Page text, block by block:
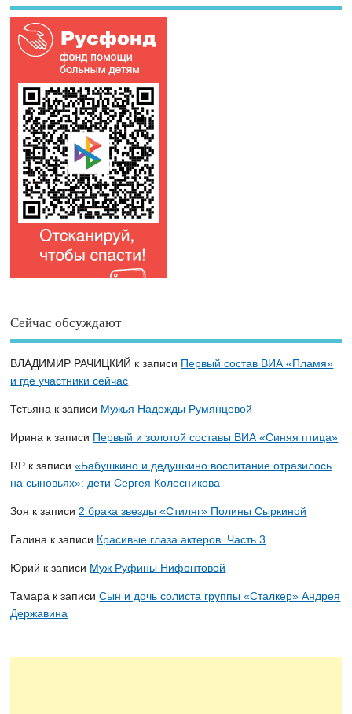
Сейчас обсуждают
ВЛАДИМИР РАЧИЦКИЙ к записи Первый состав ВИА «Пламя»
и где участники сейчас
Тстьяна к записи Мужья Надежды Румянцевой
Ирина к записи Первый и золотой составы ВИА «Синяя птица»
RP к записи«Бабушкино и дедушкино воспитание отразилось
на сыновьях»: дети Сергея Колесникова
Зоя к записи 2 брака звезды «Стиляг» Полины Сыркиной
Галина к записи Красивые глаза актеров. Часть 3
Юрий к записи Муж Руфины Нифонтовой
Тамара к записиСын и дочь солиста группы «Сталкер» Андрея
Державина